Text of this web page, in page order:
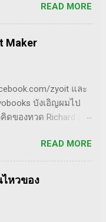
จ้ามือที่หวงของ เพราะ
ม่าคายหุ้นคืน ยิ่งมีเยอะ
นี้มักจะมีการลงมาปิด
ประเภท
gap เป็นการกระโดด
“การทำการบ้านอย่าง
แทนเป็นผลกำไร
วมวิธีการที่พิสูจน์ได้
ไม่ว่าจะเป็นการ
ราะห์ทางเทคนิคหรือ
นที่มีศักยภาพเป็นผู้
สามารถเข้าใจตลาด
มในการเข้าเทรด . -
งินได้จริงและทำซ้ำได้
ะบบหรือกลยุทธ์ที่
READ MORE
Maker
zyoit และ
บังเอิญผมไป
ของทวด Richard D.
ม่ได้กับข้อมูลที่เขาเขียน
Operate " ซึีงผม
ตอนการทำราคาของ
แกนคร่าวๆแล้วก็รู้สึกว่า
ให้ตัวเองรู้เรื่อง แม้ว่า
บที่ตัวผมเองเข้าถึง
READ MORE
ไหวของ